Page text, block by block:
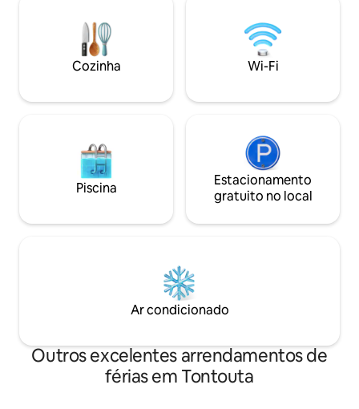
obrigado. Possibilidade de entrega de
pequeno-almoço. Cozinha totalmente
equipada, pequena área de churrasco!
quiosque de
caixa de areia,
completarão este
entretenimento e
Cozinha Wi-Fi
Piscina
Estacionamento
gratuito no local
Ar condicionado
Outros excelentes arrendamentos de
férias em Tontouta